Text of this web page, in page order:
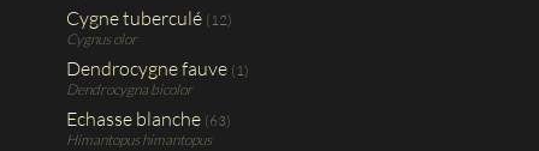
Cygne tuberculé (12)
Cygnus olor
Dendrocygne fauve (1)
Dendrocygna bicolor
Echasse blanche (63)
Himantopus himantopus